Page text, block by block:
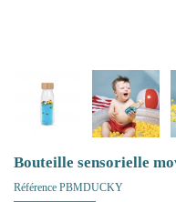
Bouteille sensorielle
Référence PBMDUCKY